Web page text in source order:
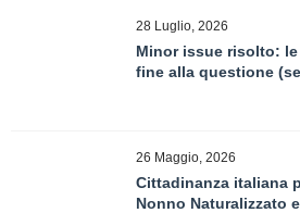
28 Luglio, 2026
Minor issue risolto:
fine alla questione
26 Maggio, 2026
Cittadinanza italiana
Nonno Naturalizzato